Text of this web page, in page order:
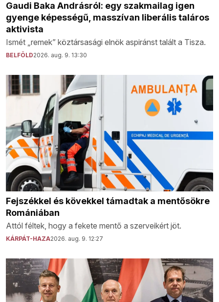
Gaudi Baka Andrásról: egy szakmailag igen
gyenge képességű, masszívan liberális taláros
aktivista
Ismét „remek” köztársasági elnök aspiránst talált a Tisza.
BELFÖLD2026. aug. 9. 13:30
Fejszékkel és kövekkel támadtak a mentősökre
Romániában
Attól féltek, hogy a fekete mentő a szerveikért jöt.
KÁRPÁT-HAZA2026. aug. 9. 12:27